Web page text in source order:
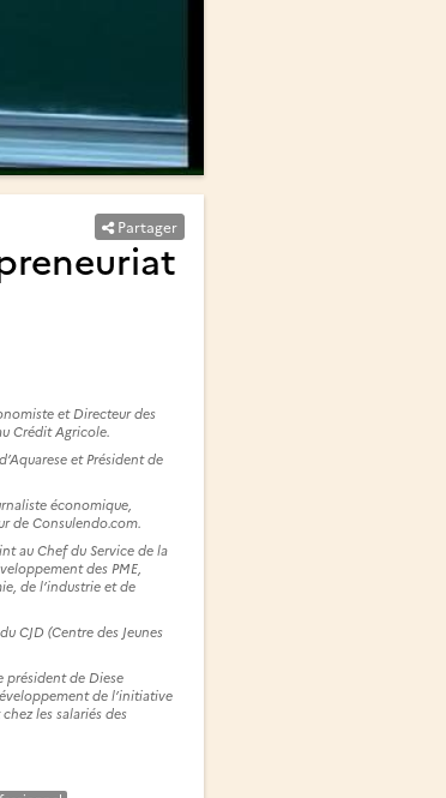
Partager
et Directeur des
Crédit Agricole.
et Président de
économique,
de Consulendo.com.
au Chef du Service de la
des PME,
de l’industrie et de
CJD (Centre des Jeunes
président de Diese
de l’initiative
les salariés des